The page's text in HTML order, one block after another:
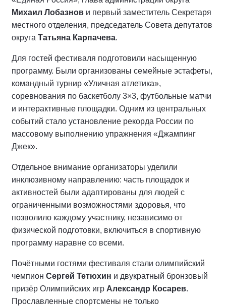
Михаил Лобазнов и первый заместитель Секретаря
местного отделения, председатель Совета депутатов
округа Татьяна Карпачева.
Для гостей фестиваля подготовили насыщенную
программу. Были организованы семейные эстафеты,
командный турнир «Уличная атлетика»,
соревнования по баскетболу 3×3, футбольные матчи
и интерактивные площадки. Одним из центральных
событий стало установление рекорда России по
массовому выполнению упражнения «Джампинг
Джек».
Отдельное внимание организаторы уделили
инклюзивному направлению: часть площадок и
активностей были адаптированы для людей с
ограниченными возможностями здоровья, что
позволило каждому участнику, независимо от
физической подготовки, включиться в спортивную
программу наравне со всеми.
Почётными гостями фестиваля стали олимпийский
чемпион Сергей Тетюхин и двукратный бронзовый
призёр Олимпийских игр Александр Косарев.
Прославленные спортсмены не только